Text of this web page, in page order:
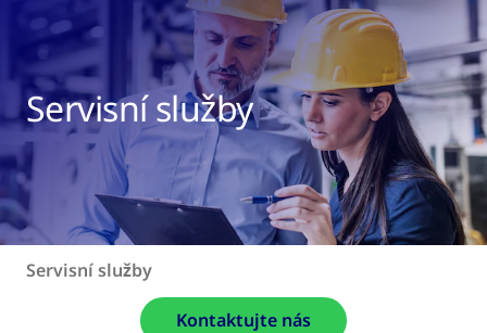
Servisní služby
Servisní služby
Kontaktujte nás